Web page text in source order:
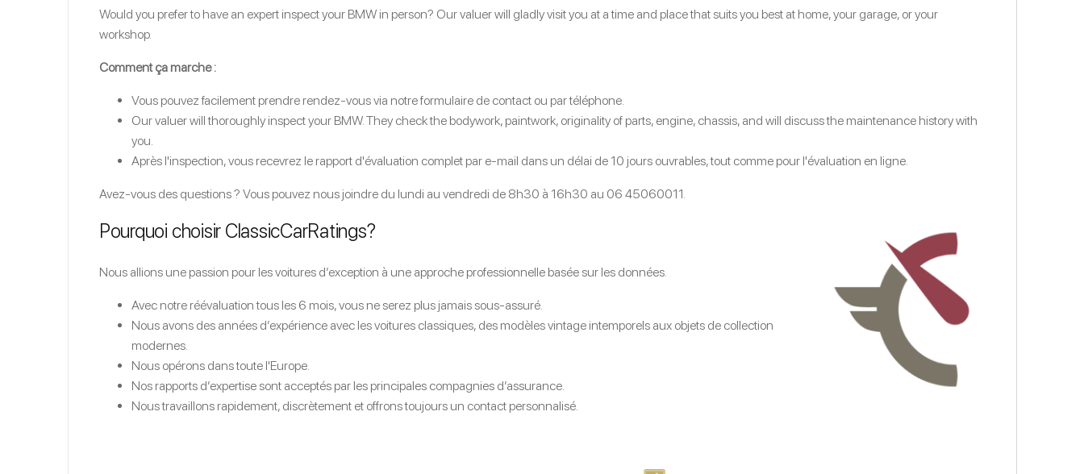
Would you prefer to have an expert inspect your BMW in person? Our valuer will gladly visit you at a time and place that suits you best at home, your garage, or your
workshop.
Comment ça marche :
Vous pouvez facilement prendre rendez-vous via notre formulaire de contact ou par téléphone.
Our valuer will thoroughly inspect your BMW. They check the bodywork, paintwork, originality of parts, engine, chassis, and will discuss the maintenance history with
you.
Après l'inspection, vous recevrez le rapport d'évaluation complet par e-mail dans un délai de 10 jours ouvrables, tout comme pour l'évaluation en ligne.
Avez-vous des questions ? Vous pouvez nous joindre du lundi au vendredi de 8h30 à 16h30 au 06 45060011.
Pourquoi choisir ClassicCarRatings?
Nous allions une passion pour les voitures d’exception à une approche professionnelle basée sur les données.
Avec notre réévaluation tous les 6 mois, vous ne serez plus jamais sous-assuré.
Nous avons des années d’expérience avec les voitures classiques, des modèles vintage intemporels aux objets de collection
modernes.
Nous opérons dans toute l'Europe.
Nos rapports d’expertise sont acceptés par les principales compagnies d’assurance.
Nous travaillons rapidement, discrètement et offrons toujours un contact personnalisé.